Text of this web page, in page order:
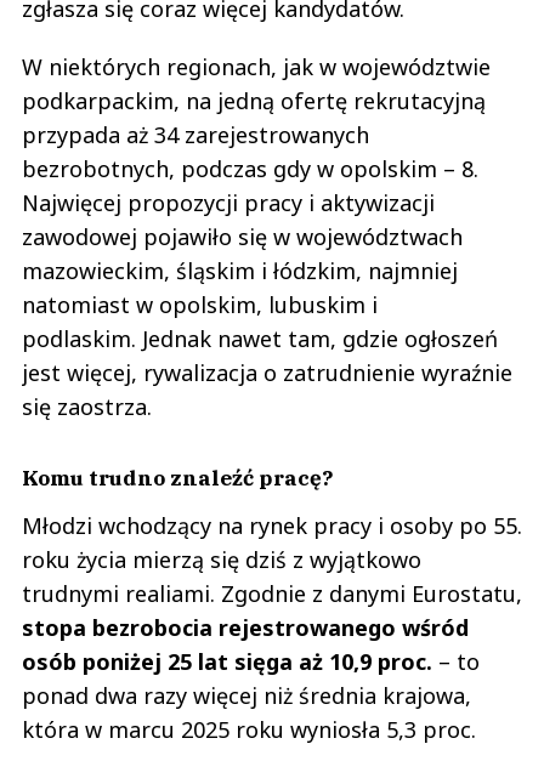
zgłasza się coraz więcej kandydatów.
W niektórych regionach, jak w województwie
podkarpackim, na jedną ofertę rekrutacyjną
przypada aż 34 zarejestrowanych
bezrobotnych, podczas gdy w opolskim – 8.
Najwięcej propozycji pracy i aktywizacji
zawodowej pojawiło się w województwach
mazowieckim, śląskim i łódzkim, najmniej
natomiast w opolskim, lubuskim i
podlaskim. Jednak nawet tam, gdzie ogłoszeń
jest więcej, rywalizacja o zatrudnienie wyraźnie
się zaostrza.
Komu trudno znaleźć pracę?
Młodzi wchodzący na rynek pracy i osoby po 55.
roku życia mierzą się dziś z wyjątkowo
trudnymi realiami. Zgodnie z danymi Eurostatu,
stopa bezrobocia rejestrowanego wśród
osób poniżej 25 lat sięga aż 10,9 proc. – to
ponad dwa razy więcej niż średnia krajowa,
która w marcu 2025 roku wyniosła 5,3 proc.